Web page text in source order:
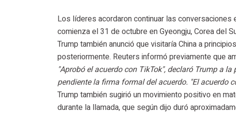
Los líderes acordaron continuar las
comienza el 31 de octubre en Gyeongju, Corea del
Trump también anunció que visitaría China a
posteriormente. Reuters informó previamente que
"Aprobó el acuerdo con TikTok", declaró Trump a
pendiente la firma formal del acuerdo. "El acuerdo
Trump también sugirió un movimiento positivo en
durante la llamada, que según dijo duró